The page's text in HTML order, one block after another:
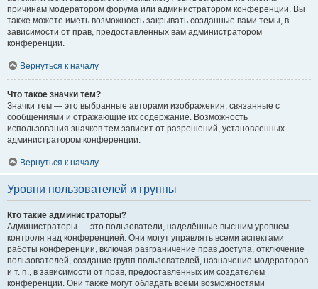
причинам модератором форума или администратором конференции. Вы
также можете иметь возможность закрывать созданные вами темы, в
зависимости от прав, предоставленных вам администратором
конференции.
Вернуться к началу
Что такое значки тем?
Значки тем — это выбранные авторами изображения, связанные с
сообщениями и отражающие их содержание. Возможность
использования значков тем зависит от разрешений, установленных
администратором конференции.
Вернуться к началу
Уровни пользователей и группы
Кто такие администраторы?
Администраторы — это пользователи, наделённые высшим уровнем
контроля над конференцией. Они могут управлять всеми аспектами
работы конференции, включая разграничение прав доступа, отключение
пользователей, создание групп пользователей, назначение модераторов
и т. п., в зависимости от прав, предоставленных им создателем
конференции. Они также могут обладать всеми возможностями